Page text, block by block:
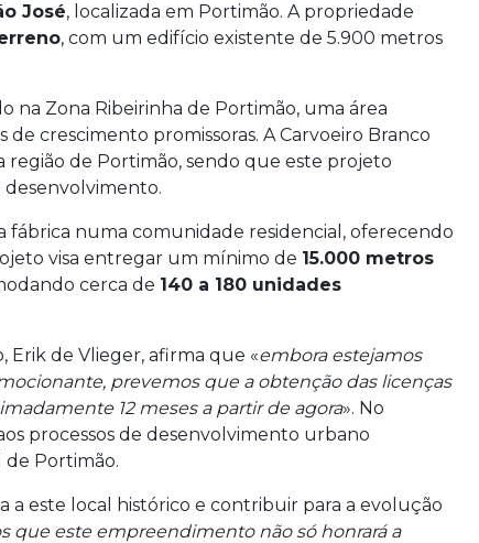
José, localizada em Portimão. A propriedade
, com um edifício existente de 5.900 metros
na Zona Ribeirinha de Portimão, uma área
crescimento promissoras. A Carvoeiro Branco
de Portimão, sendo que este projeto
desenvolvimento.
numa comunidade residencial, oferecendo
visa entregar um mínimo de 15.000 metros
cerca de 140 a 180 unidades
Erik de Vlieger, afirma que «embora estejamos
prevemos que a obtenção das licenças
12 meses a partir de agora». No
processos de desenvolvimento urbano
de Portimão.
a este local histórico e contribuir para a evolução
que este empreendimento não só honrará a